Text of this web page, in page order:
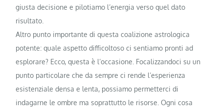
giusta decisione e pilotiamo l’energia verso quel dato
risultato.
Altro punto importante di questa coalizione astrologica
potente: quale aspetto difficoltoso ci sentiamo pronti ad
esplorare? Ecco, questa è l’occasione. Focalizzandoci su un
punto particolare che da sempre ci rende l’esperienza
esistenziale densa e lenta, possiamo permetterci di
indagarne le ombre ma soprattutto le risorse. Ogni cosa